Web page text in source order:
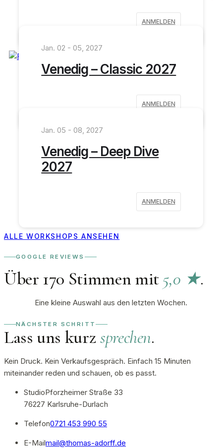
ANMELDEN
Jan. 02 - 05, 2027
Venedig – Classic 2027
ANMELDEN
Jan. 05 - 08, 2027
Venedig – Deep Dive
2027
ANMELDEN
ALLE WORKSHOPS ANSEHEN
GOOGLE REVIEWS
Über 170 Stimmen mit5,0 ★.
Eine kleine Auswahl aus den letzten Wochen.
NÄCHSTER SCHRITT
Lass uns kurz sprechen.
Kein Druck. Kein Verkaufsgespräch. Einfach 15 Minuten
miteinander reden und schauen, ob es passt.
StudioPforzheimer Straße 33
76227 Karlsruhe-Durlach
Telefon0721 453 990 55
E-Mailmail@thomas-adorff.de